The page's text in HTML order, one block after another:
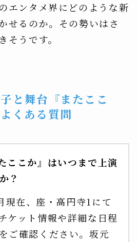
エンタメ界にどのような新
せるのか。その勢いはさ
そうです。
と舞台『またここ
くある質問
ここか』はいつまで上演
？
現在、座・高円寺1にて
ケット情報や詳細な日程
ご確認ください。坂元